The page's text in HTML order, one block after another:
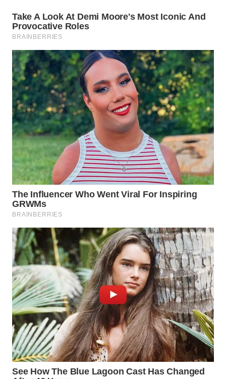
LABUHANBATU
TAPANULI
TENGAH
WN DELI
SERDANG
WN
TEBING
TINGGI
WN
PAKPAK
WN
WN
BEKASI
WN
BOGOR
WN
DEPOK
WN
TAPANULI